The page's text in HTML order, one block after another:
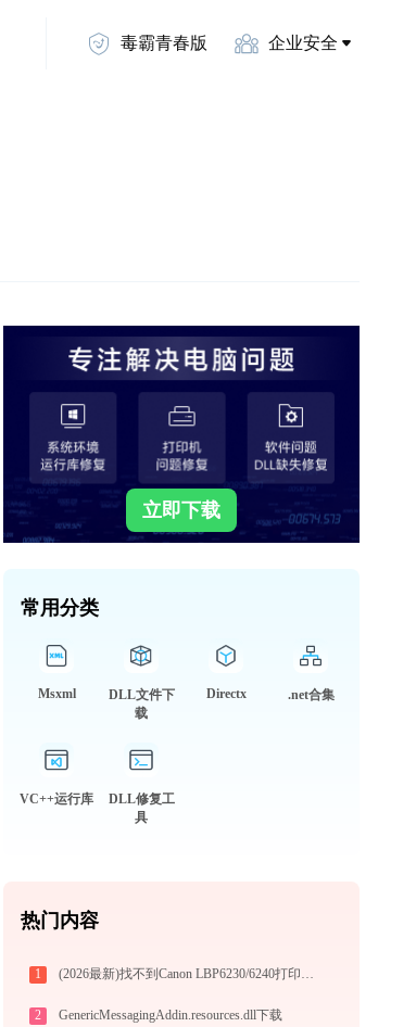
毒霸青春版 企业安全
立即下载
常用分类
Msxml
DLL文件下
载
Directx .net合集
VC++运行库
DLL修复工
具
热门内容
1 (2026最新)找不到Canon LBP6230/6240打印机驱动？这篇全面下载安装指南帮到你
2 GenericMessagingAddin.resources.dll下载